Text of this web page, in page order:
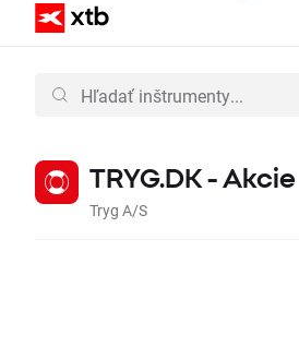
TRYG.DK - Akcie
Tryg A/S